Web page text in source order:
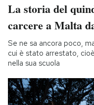
La storia del
carcere a Malta
Se ne sa ancora poco,
cui è stato arrestato,
nella sua scuola